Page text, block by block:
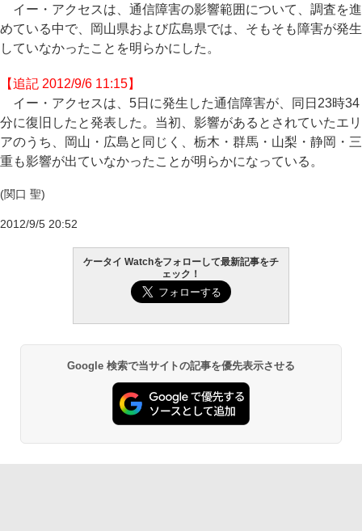
イー・アクセスは、通信障害の影響範囲について、調査を進
めている中で、岡山県および広島県では、そもそも障害が発生
していなかったことを明らかにした。
【追記 2012/9/6 11:15】
イー・アクセスは、5日に発生した通信障害が、同日23時34
分に復旧したと発表した。当初、影響があるとされていたエリ
アのうち、岡山・広島と同じく、栃木・群馬・山梨・静岡・三
重も影響が出ていなかったことが明らかになっている。
(関口 聖)
2012/9/5 20:52
ケータイ Watchをフォローして最新記事をチ
ェック！
Google 検索で当サイトの記事を優先表示させる